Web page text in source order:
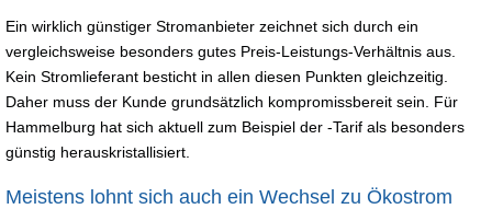
Ein wirklich günstiger Stromanbieter zeichnet sich durch ein
vergleichsweise besonders gutes Preis-Leistungs-Verhältnis aus.
Kein Stromlieferant besticht in allen diesen Punkten gleichzeitig.
Daher muss der Kunde grundsätzlich kompromissbereit sein. Für
Hammelburg hat sich aktuell zum Beispiel der -Tarif als besonders
günstig herauskristallisiert.
Meistens lohnt sich auch ein Wechsel zu Ökostrom